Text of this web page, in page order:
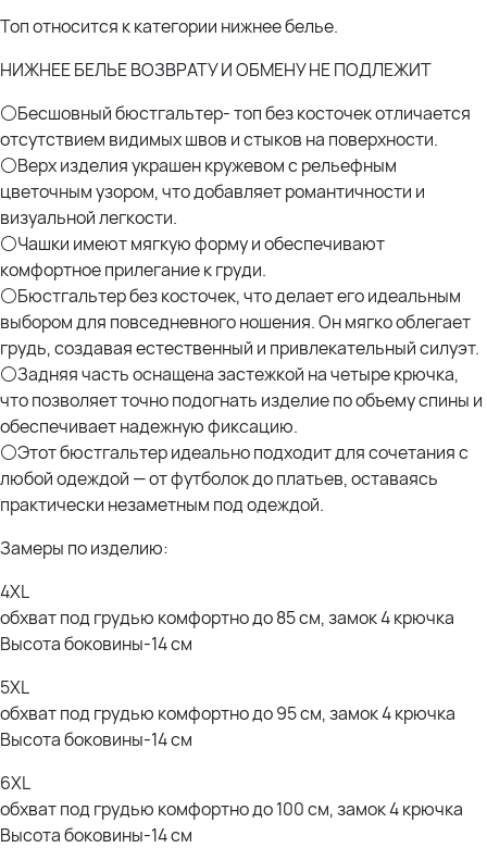
77% Нейлон
Оксана (56р)- рост 170; ОГ 114; ОТ 105; ОЖ 110; ОБ 120 * отлично 6XL под
грудью 100см чашка С
Топ относится к категории нижнее белье.
НИЖНЕЕ БЕЛЬЕ ВОЗВРАТУ И ОБМЕНУ НЕ ПОДЛЕЖИТ
⚪Бесшовный бюстгальтер- топ без косточек отличается
отсутствием видимых швов и стыков на поверхности.
⚪Верх изделия украшен кружевом с рельефным
цветочным узором, что добавляет романтичности и
визуальной легкости.
⚪Чашки имеют мягкую форму и обеспечивают
комфортное прилегание к груди.
⚪Бюстгальтер без косточек, что делает его идеальным
выбором для повседневного ношения. Он мягко облегает
грудь, создавая естественный и привлекательный силуэт.
⚪Задняя часть оснащена застежкой на четыре крючка,
что позволяет точно подогнать изделие по объему спины и
обеспечивает надежную фиксацию.
⚪Этот бюстгальтер идеально подходит для сочетания с
любой одеждой — от футболок до платьев, оставаясь
практически незаметным под одеждой.
Замеры по изделию:
4XL
обхват под грудью комфортно до 85 см, замок 4 крючка
Высота боковины-14 см
5XL
обхват под грудью комфортно до 95 см, замок 4 крючка
Высота боковины-14 см
6XL
обхват под грудью комфортно до 100 см, замок 4 крючка
Высота боковины-14 см